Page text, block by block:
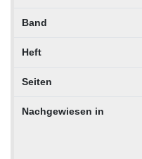
Band
Heft
Seiten
Nachgewiesen in